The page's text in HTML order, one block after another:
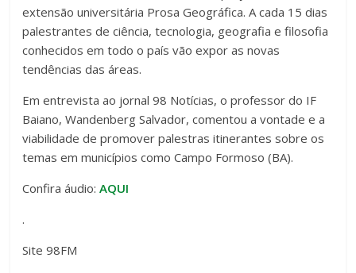
extensão universitária Prosa Geográfica. A cada 15 dias
palestrantes de ciência, tecnologia, geografia e filosofia
conhecidos em todo o país vão expor as novas
tendências das áreas.
Em entrevista ao jornal 98 Notícias, o professor do IF
Baiano, Wandenberg Salvador, comentou a vontade e a
viabilidade de promover palestras itinerantes sobre os
temas em municípios como Campo Formoso (BA).
Confira áudio:AQUI
.
Site 98FM